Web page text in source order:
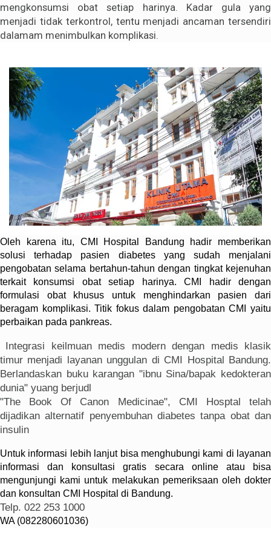
mengkonsumsi obat setiap harinya. Kadar gula yang
menjadi tidak terkontrol, tentu menjadi ancaman tersendiri
dalamam menimbulkan komplikasi.
Oleh karena itu, CMI Hospital Bandung hadir memberikan
solusi terhadap pasien diabetes yang sudah menjalani
pengobatan selama bertahun-tahun dengan tingkat kejenuhan
terkait konsumsi obat setiap harinya. CMI hadir dengan
formulasi obat khusus untuk menghindarkan pasien dari
beragam komplikasi. Titik fokus dalam pengobatan CMI yaitu
perbaikan pada pankreas.
Integrasi keilmuan medis modern dengan medis klasik
timur menjadi layanan unggulan di CMI Hospital Bandung.
Berlandaskan buku karangan "ibnu Sina/bapak kedokteran
dunia" yuang berjudl
"The Book Of Canon Medicinae", CMI Hosptal telah
dijadikan alternatif penyembuhan diabetes tanpa obat dan
insulin
Untuk informasi lebih lanjut bisa menghubungi kami di layanan
informasi dan konsultasi gratis secara online atau bisa
mengunjungi kami untuk melakukan pemeriksaan oleh dokter
dan konsultan CMI Hospital di Bandung.
Telp. 022 253 1000
WA (082280601036)